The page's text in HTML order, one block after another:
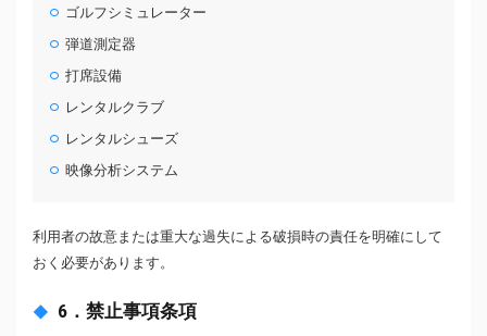
ゴルフシミュレーター
弾道測定器
打席設備
レンタルクラブ
レンタルシューズ
映像分析システム
利用者の故意または重大な過失による破損時の責任を明確にして
おく必要があります。
6．禁止事項条項